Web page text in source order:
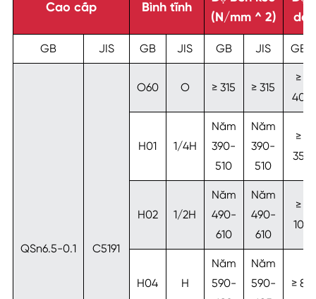
Cao cấp Bình tĩnh
(N/mm ^ 2)
dài
GB JIS GB JIS GB JIS GB
QSn6.5-0.1 C5191
O60 O ≥ 315 ≥ 315
≥
40
H01 1/4H
Năm
390-
510
Năm
390-
510
≥
35
H02 1/2H
Năm
490-
610
Năm
490-
610
≥
10
H04 H
Năm
590-
Năm
590-
≥ 8